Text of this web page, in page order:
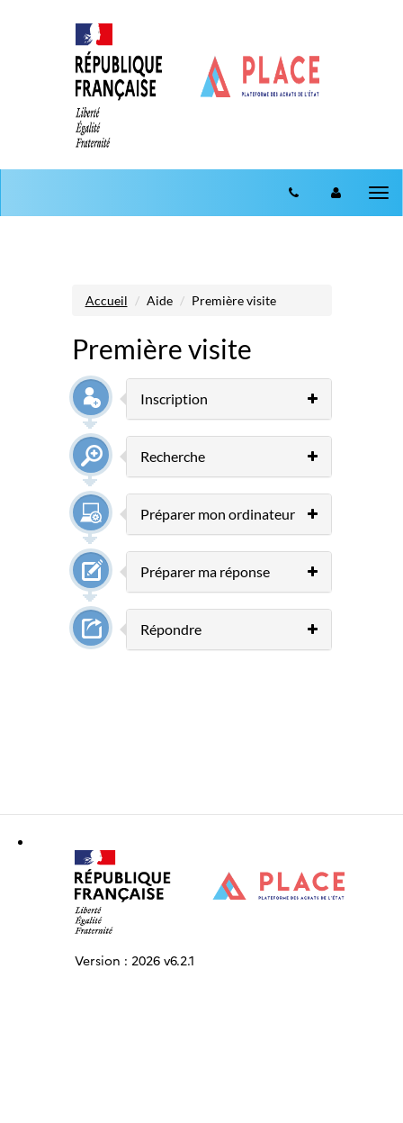
Accueil Aide Première visite
Première visite
Inscription
Recherche
Préparer mon ordinateur
Préparer ma réponse
Répondre
Version : 2026 v6.2.1